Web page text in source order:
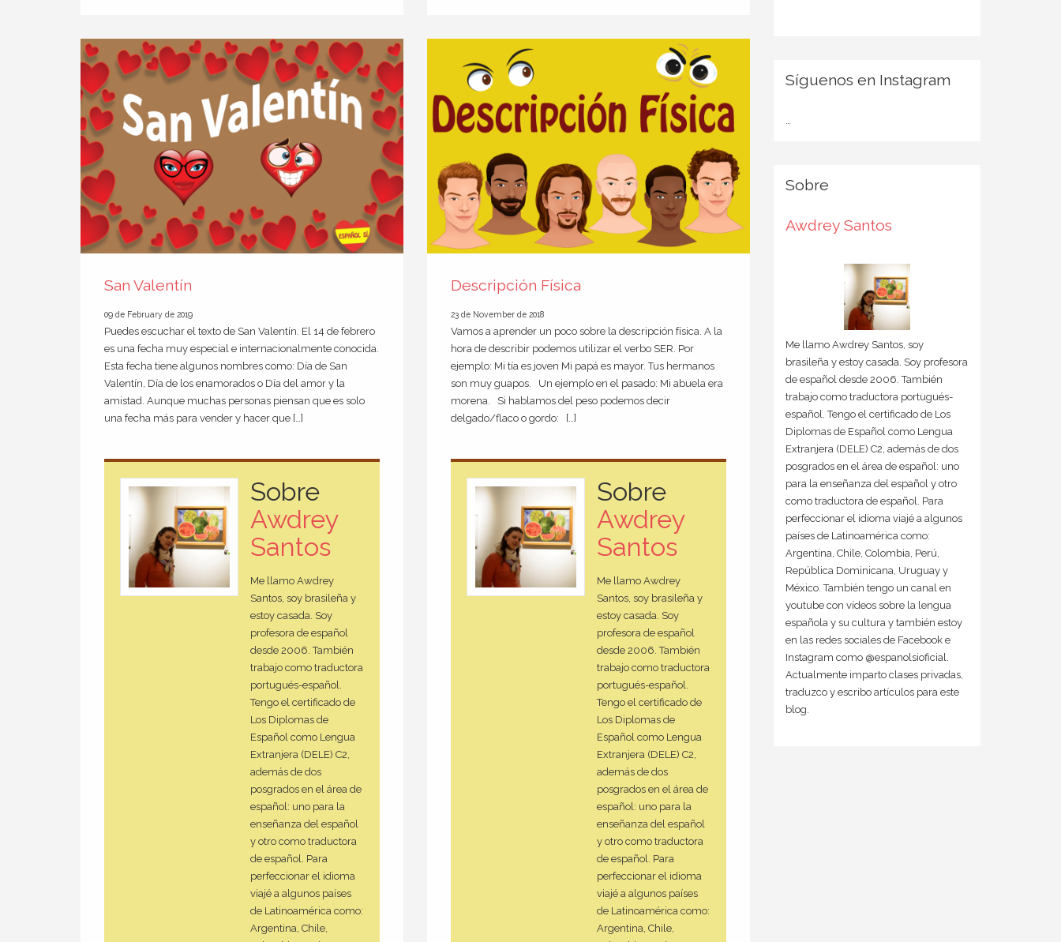
San Valentín
09 de February de 2019
Puedes escuchar el texto de San Valentín. El 14 de febrero
es una fecha muy especial e internacionalmente conocida.
Esta fecha tiene algunos nombres como: Día de San
Valentín, Día de los enamorados o Día del amor y la
amistad. Aunque muchas personas piensan que es solo
una fecha más para vender y hacer que […]
Sobre
Awdrey
Santos
Me llamo Awdrey
Santos, soy brasileña y
estoy casada. Soy
profesora de español
desde 2006. También
trabajo como traductora
portugués-español.
Tengo el certificado de
Los Diplomas de
Español como Lengua
Extranjera (DELE) C2,
además de dos
posgrados en el área de
español: uno para la
enseñanza del español
y otro como traductora
de español. Para
perfeccionar el idioma
viajé a algunos países
de Latinoamérica como:
Argentina, Chile,
Descripción Física
23 de November de 2018
Vamos a aprender un poco sobre la descripción física. A la
hora de describir podemos utilizar el verbo SER. Por
ejemplo: Mi tía es joven Mi papá es mayor. Tus hermanos
son muy guapos. Un ejemplo en el pasado: Mi abuela era
morena. Si hablamos del peso podemos decir
delgado/flaco o gordo: […]
Sobre
Awdrey
Santos
Me llamo Awdrey
Santos, soy brasileña y
estoy casada. Soy
profesora de español
desde 2006. También
trabajo como traductora
portugués-español.
Tengo el certificado de
Los Diplomas de
Español como Lengua
Extranjera (DELE) C2,
además de dos
posgrados en el área de
español: uno para la
enseñanza del español
y otro como traductora
de español. Para
perfeccionar el idioma
viajé a algunos países
de Latinoamérica como:
Argentina, Chile,
Síguenos en Instagram
…
Sobre
Awdrey Santos
Me llamo Awdrey Santos, soy
brasileña y estoy casada. Soy profesora
de español desde 2006. También
trabajo como traductora portugués-
español. Tengo el certificado de Los
Diplomas de Español como Lengua
Extranjera (DELE) C2, además de dos
posgrados en el área de español: uno
para la enseñanza del español y otro
como traductora de español. Para
perfeccionar el idioma viajé a algunos
países de Latinoamérica como:
Argentina, Chile, Colombia, Perú,
República Dominicana, Uruguay y
México. También tengo un canal en
youtube con vídeos sobre la lengua
española y su cultura y también estoy
en las redes sociales de Facebook e
Instagram como @espanolsioficial.
Actualmente imparto clases privadas,
traduzco y escribo artículos para este
blog.